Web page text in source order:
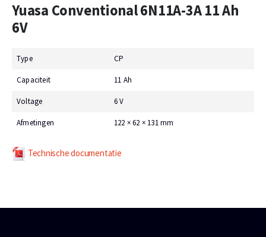
Yuasa Conventional 6N11A-3A 11 Ah
6V
Type CP
Capaciteit 11 Ah
Voltage 6 V
Afmetingen 122 × 62 × 131 mm
Technische documentatie